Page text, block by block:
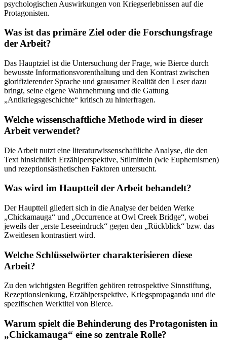
psychologischen Auswirkungen von Kriegserlebnissen auf die
Protagonisten.
Was ist das primäre Ziel oder die Forschungsfrage
der Arbeit?
Das Hauptziel ist die Untersuchung der Frage, wie Bierce durch
bewusste Informationsvorenthaltung und den Kontrast zwischen
glorifizierender Sprache und grausamer Realität den Leser dazu
bringt, seine eigene Wahrnehmung und die Gattung
„Antikriegsgeschichte“ kritisch zu hinterfragen.
Welche wissenschaftliche Methode wird in dieser
Arbeit verwendet?
Die Arbeit nutzt eine literaturwissenschaftliche Analyse, die den
Text hinsichtlich Erzählperspektive, Stilmitteln (wie Euphemismen)
und rezeptionsästhetischen Faktoren untersucht.
Was wird im Hauptteil der Arbeit behandelt?
Der Hauptteil gliedert sich in die Analyse der beiden Werke
„Chickamauga“ und „Occurrence at Owl Creek Bridge“, wobei
jeweils der „erste Leseeindruck“ gegen den „Rückblick“ bzw. das
Zweitlesen kontrastiert wird.
Welche Schlüsselwörter charakterisieren diese
Arbeit?
Zu den wichtigsten Begriffen gehören retrospektive Sinnstiftung,
Rezeptionslenkung, Erzählperspektive, Kriegspropaganda und die
spezifischen Werktitel von Bierce.
Warum spielt die Behinderung des Protagonisten in
„Chickamauga“ eine so zentrale Rolle?